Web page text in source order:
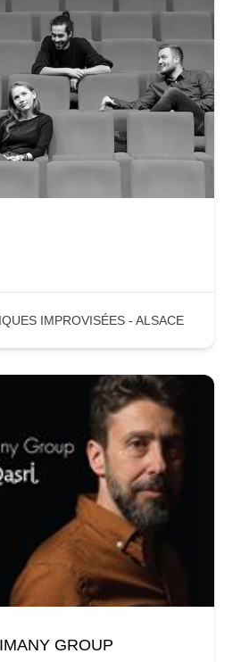
IMPROVISÉES - ALSACE
GROUP